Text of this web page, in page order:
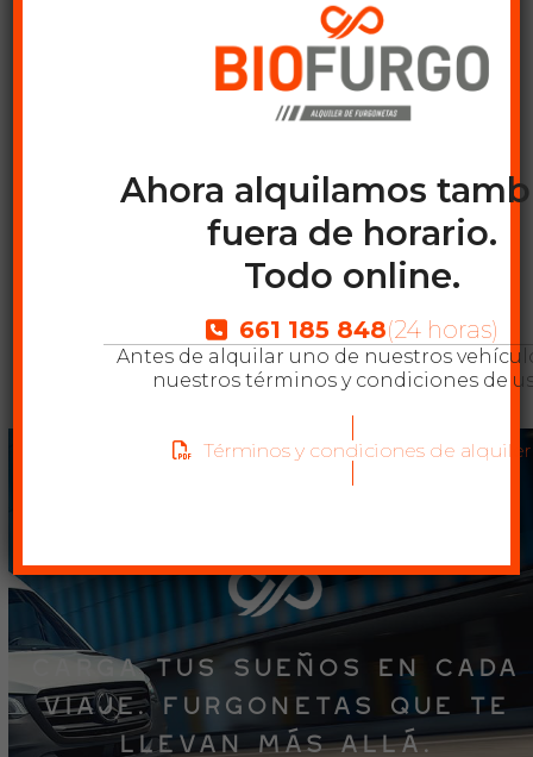
Latest Projects
No hay categorías
Carga tus sueños en cada
viaje. Furgonetas que te
llevan más allá.
Ahora alquilamos
fuera de horario.
Todo online.
661 185 848(24 horas)
Antes de alquilar uno de nuestros
nuestros términos y condiciones de
Términos y condiciones de alquiler